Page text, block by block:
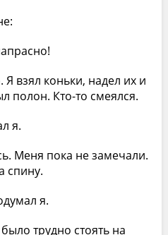
взял коньки, надел их и
полон. Кто-то смеялся.
я.
Меня пока не замечали.
спину.
я.
трудно стоять на